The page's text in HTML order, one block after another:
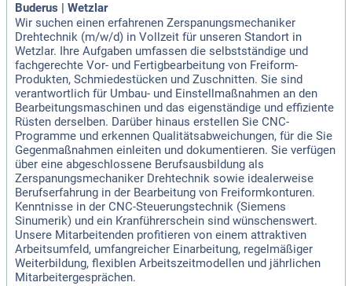
Buderus | Wetzlar
Wir suchen einen erfahrenen Zerspanungsmechaniker
Drehtechnik (m/w/d) in Vollzeit für unseren Standort in
Wetzlar. Ihre Aufgaben umfassen die selbstständige und
fachgerechte Vor- und Fertigbearbeitung von Freiform-
Produkten, Schmiedestücken und Zuschnitten. Sie sind
verantwortlich für Umbau- und Einstellmaßnahmen an den
Bearbeitungsmaschinen und das eigenständige und effiziente
Rüsten derselben. Darüber hinaus erstellen Sie CNC-
Programme und erkennen Qualitätsabweichungen, für die Sie
Gegenmaßnahmen einleiten und dokumentieren. Sie verfügen
über eine abgeschlossene Berufsausbildung als
Zerspanungsmechaniker Drehtechnik sowie idealerweise
Berufserfahrung in der Bearbeitung von Freiformkonturen.
Kenntnisse in der CNC-Steuerungstechnik (Siemens
Sinumerik) und ein Kranführerschein sind wünschenswert.
Unsere Mitarbeitenden profitieren von einem attraktiven
Arbeitsumfeld, umfangreicher Einarbeitung, regelmäßiger
Weiterbildung, flexiblen Arbeitszeitmodellen und jährlichen
Mitarbeitergesprächen.